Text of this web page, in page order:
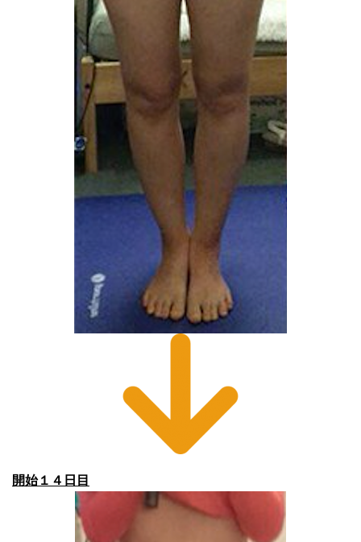
開始１４日目